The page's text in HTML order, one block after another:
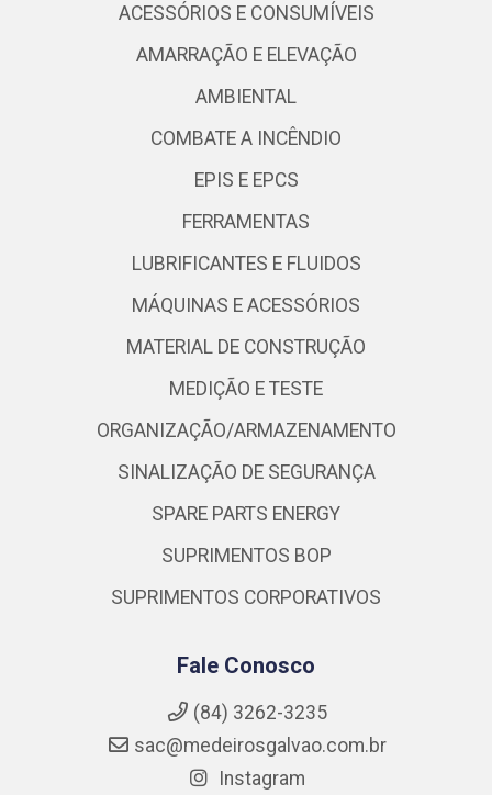
ACESSÓRIOS E CONSUMÍVEIS
AMARRAÇÃO E ELEVAÇÃO
AMBIENTAL
COMBATE A INCÊNDIO
EPIS E EPCS
FERRAMENTAS
LUBRIFICANTES E FLUIDOS
MÁQUINAS E ACESSÓRIOS
MATERIAL DE CONSTRUÇÃO
MEDIÇÃO E TESTE
ORGANIZAÇÃO/ARMAZENAMENTO
SINALIZAÇÃO DE SEGURANÇA
SPARE PARTS ENERGY
SUPRIMENTOS BOP
SUPRIMENTOS CORPORATIVOS
Fale Conosco
(84) 3262-3235
sac@medeirosgalvao.com.br
Instagram